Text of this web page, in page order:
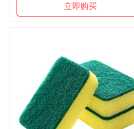
立即购买